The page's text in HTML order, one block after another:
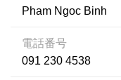
Pham Ngoc Binh
電話番号
091 230 4538